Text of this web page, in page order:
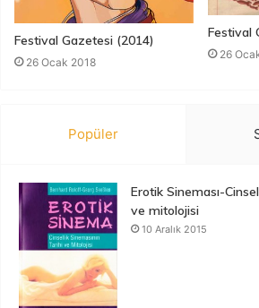
Festival Gazetesi (2014)
26 Ocak 2018
Festival
26
Popüler
Erotik Sineması-
ve mitolojisi
10 Aralık 2015